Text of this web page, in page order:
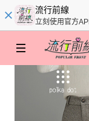
流行前線
立刻使用官方